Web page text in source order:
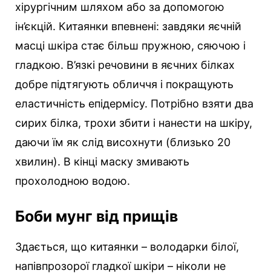
хірургічним шляхом або за допомогою
ін’єкцій. Китаянки впевнені: завдяки яєчній
масці шкіра стає більш пружною, сяючою і
гладкою. В’язкі речовини в яєчних білках
добре підтягують обличчя і покращують
еластичність епідермісу. Потрібно взяти два
сирих білка, трохи збити і нанести на шкіру,
даючи їм як слід висохнути (близько 20
хвилин). В кінці маску змивають
прохолодною водою.
Боби мунг від прищів
Здається, що китаянки – володарки білої,
напівпрозорої гладкої шкіри – ніколи не